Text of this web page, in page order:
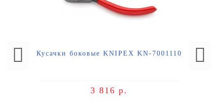
Кусачки боковые KNIPEX KN-7001110
3 816 р.